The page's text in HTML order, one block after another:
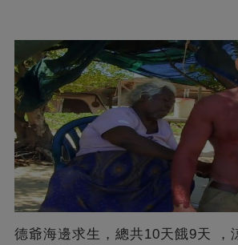
德爺海邊求生，總共10天餓9天 ，